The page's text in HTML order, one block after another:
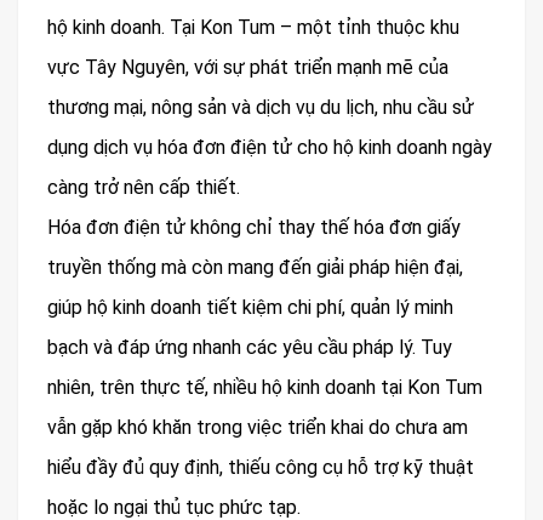
hộ kinh doanh. Tại Kon Tum – một tỉnh thuộc khu
vực Tây Nguyên, với sự phát triển mạnh mẽ của
thương mại, nông sản và dịch vụ du lịch, nhu cầu sử
dụng dịch vụ hóa đơn điện tử cho hộ kinh doanh ngày
càng trở nên cấp thiết.
Hóa đơn điện tử không chỉ thay thế hóa đơn giấy
truyền thống mà còn mang đến giải pháp hiện đại,
giúp hộ kinh doanh tiết kiệm chi phí, quản lý minh
bạch và đáp ứng nhanh các yêu cầu pháp lý. Tuy
nhiên, trên thực tế, nhiều hộ kinh doanh tại Kon Tum
vẫn gặp khó khăn trong việc triển khai do chưa am
hiểu đầy đủ quy định, thiếu công cụ hỗ trợ kỹ thuật
hoặc lo ngại thủ tục phức tạp.